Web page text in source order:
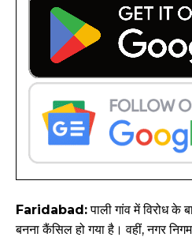
Faridabad:पाली गांव में विरोध के
बनना कैंसिल हो गया है। वहीं, नगर